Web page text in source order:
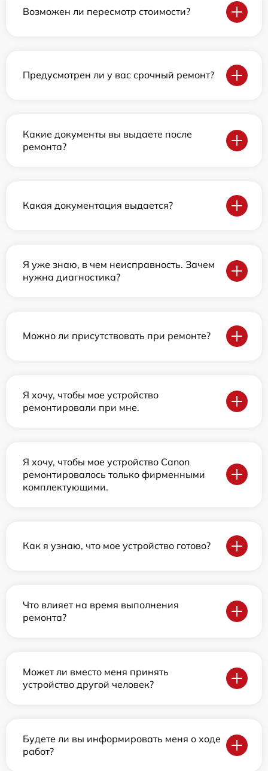
Возможен ли пересмотр стоимости?
Предусмотрен ли у вас срочный ремонт?
Какие документы вы выдаете после
ремонта?
Какая документация выдается?
Я уже знаю, в чем неисправность. Зачем
нужна диагностика?
Можно ли присутствовать при ремонте?
Я хочу, чтобы мое устройство
ремонтировали при мне.
Я хочу, чтобы мое устройство Canon
ремонтировалось только фирменными
комплектующими.
Как я узнаю, что мое устройство готово?
Что влияет на время выполнения
ремонта?
Может ли вместо меня принять
устройство другой человек?
Будете ли вы информировать меня о ходе
работ?